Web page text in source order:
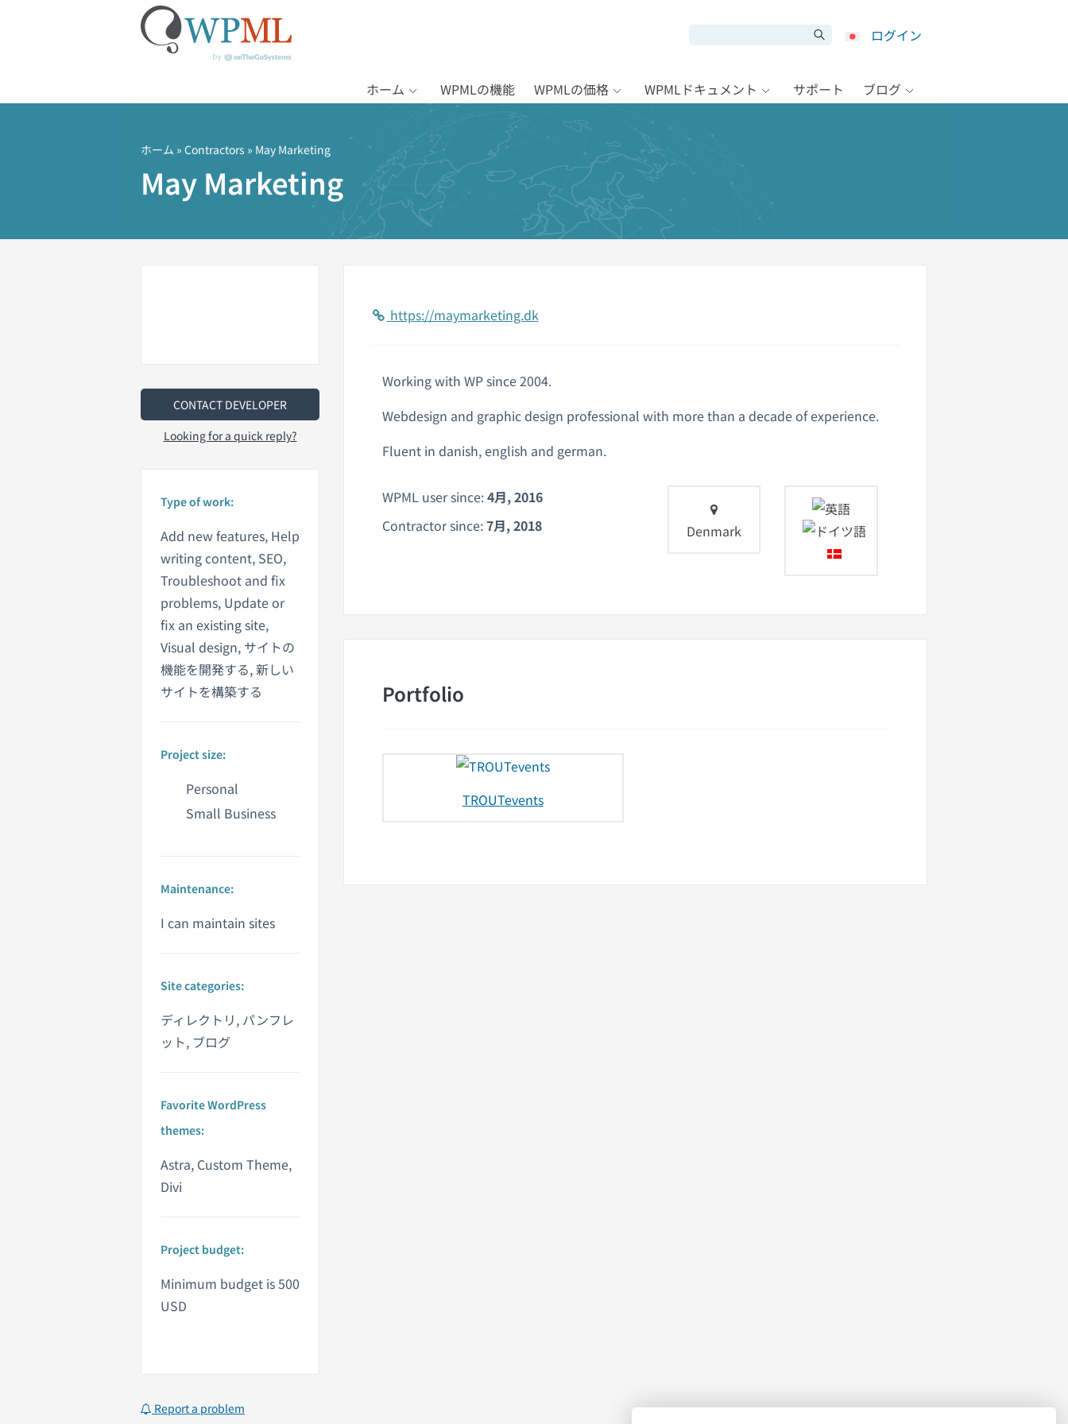
キ
ログイン
ホーム WPMLの機能 WPMLの価格 WPMLドキュメント サポート ブログ
ホーム » Contractors » May Marketing
May Marketing
CONTACT DEVELOPER
Looking for a quick reply?
Type of work:
Add new features, Help
writing content, SEO,
Troubleshoot and fix
problems, Update or
fix an existing site,
Visual design, サイトの
機能を開発する, 新しい
サイトを構築する
Project size:
Personal
Small Business
Maintenance:
I can maintain sites
Site categories:
ディレクトリ, パンフレ
ット, ブログ
Favorite WordPress
themes:
Astra, Custom Theme,
Divi
Project budget:
Minimum budget is 500
USD
Report a problem
https://maymarketing.dk
Working with WP since 2004.
Webdesign and graphic design professional with more than a decade of experience.
Fluent in danish, english and german.
WPML user since:4月, 2016
Contractor since:7月, 2018 Denmark
Portfolio
TROUTevents